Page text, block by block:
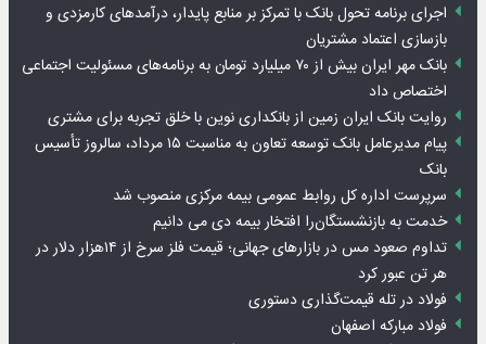
اجرای برنامه تحول بانک با تمرکز بر منابع پایدار، درآمدهای کارمزدی و
بازسازی اعتماد مشتریان
بانک مهر ایران بیش از ۷۰ میلیارد تومان به برنامه‌های مسئولیت اجتماعی
اختصاص داد
روایت بانک ایران زمین از بانکداری نوین با خلق تجربه برای مشتری
پیام مدیرعامل بانک توسعه تعاون به مناسبت ۱۵ مرداد، سالروز تأسیس
بانک
سرپرست اداره کل روابط عمومی بیمه مرکزی منصوب شد
خدمت به بازنشستگان‌را افتخار بیمه دی می دانیم
تداوم صعود مس در بازارهای جهانی؛ قیمت فلز سرخ از ۱۴هزار دلار در
هر تن عبور کرد
فولاد در تله قیمت‌گذاری دستوری
فولاد مبارکه اصفهان